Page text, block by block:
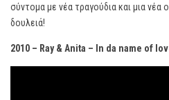
σύντομα με νέα τραγούδια και μια
δουλειά!
2010 – Ray & Anita – In da name of